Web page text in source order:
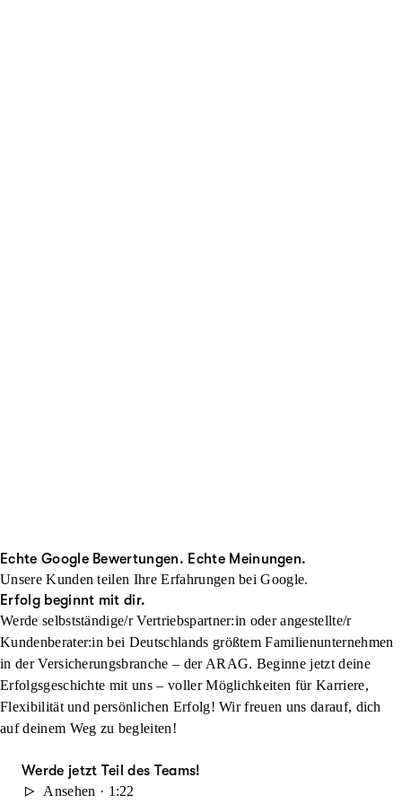
Echte Google Bewertungen. Echte Meinungen.
Unsere Kunden teilen Ihre Erfahrungen bei Google.
Erfolg beginnt mit dir.
Werde selbstständige/r Vertriebspartner:in oder angestellte/r
Kundenberater:in bei Deutschlands größtem Familienunternehmen
in der Versicherungsbranche – der ARAG. Beginne jetzt deine
Erfolgsgeschichte mit uns – voller Möglichkeiten für Karriere,
Flexibilität und persönlichen Erfolg! Wir freuen uns darauf, dich
auf deinem Weg zu begleiten!
Werde jetzt Teil des Teams!
Ansehen · 1:22